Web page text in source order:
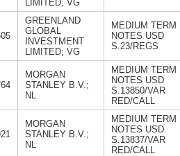
LIMITED; VG
GREENLAND
GLOBAL
INVESTMENT
LIMITED; VG
MEDIUM TERM
NOTES USD
S.23/REGS
MORGAN
STANLEY B.V.;
NL
MEDIUM TERM
NOTES USD
S.13850/VAR
RED/CALL
MORGAN
STANLEY B.V.;
NL
MEDIUM TERM
NOTES USD
S.13837/VAR
RED/CALL